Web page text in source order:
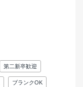
第二新卒歓迎
ブランクOK